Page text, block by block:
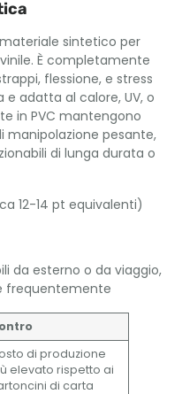
sintetico per
È completamente
flessione, e stress
adatta al calore, UV, o
in PVC mantengono
manipolazione pesante,
di lunga durata o
12-14 pt equivalenti)
da esterno o da viaggio,
frequentemente
di produzione
elevato rispetto ai
di carta